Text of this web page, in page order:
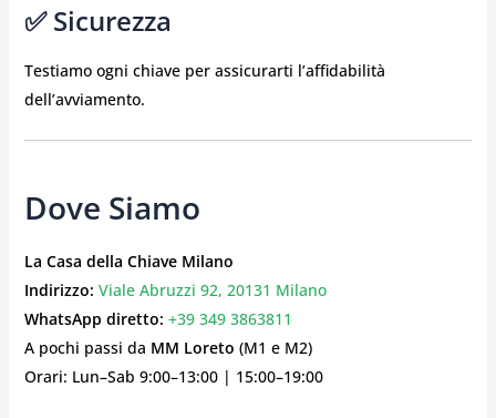
✅ Sicurezza
Testiamo ogni chiave per assicurarti l’affidabilità
dell’avviamento.
Dove Siamo
La Casa della Chiave Milano
Indirizzo: Viale Abruzzi 92, 20131 Milano
WhatsApp diretto: +39 349 3863811
A pochi passi da MM Loreto (M1 e M2)
Orari: Lun–Sab 9:00–13:00 | 15:00–19:00